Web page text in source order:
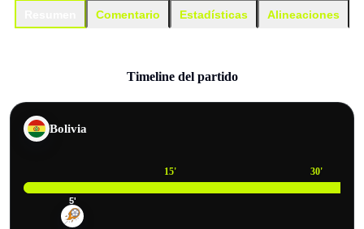
Comentario Estadísticas Alineaciones
Timeline del partido
Bolivia
15' 30'
5'